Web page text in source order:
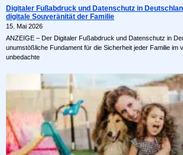
Digitaler Fußabdruck und Datenschutz in
digitale Souveränität der Familie
15. Mai 2026
ANZEIGE – Der Digitaler Fußabdruck und Datenschutz in
unumstößliche Fundament für die Sicherheit jeder Familie im
unbedachte